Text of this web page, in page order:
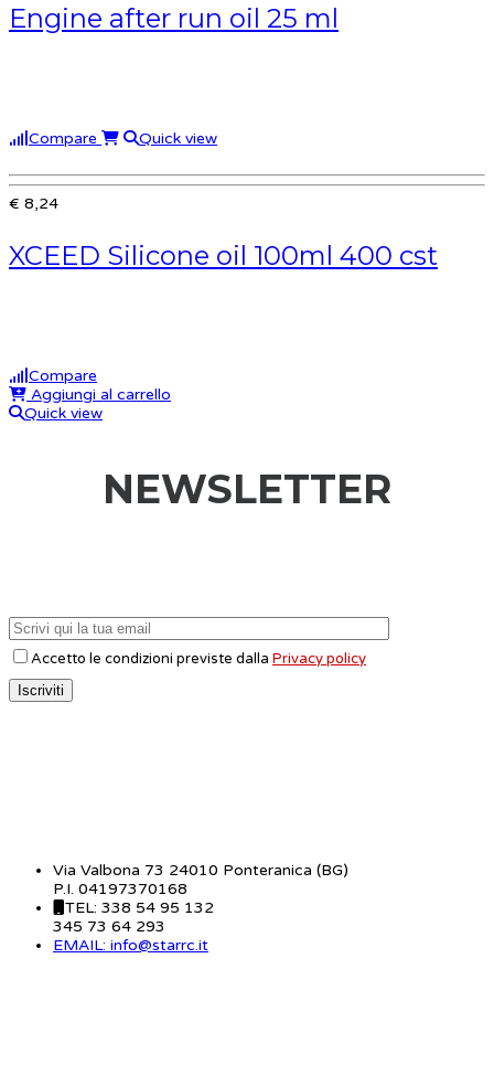
Engine after run oil 25 ml
Compare Quick view
€ 8,24
XCEED Silicone oil 100ml 400 cst
Compare
Aggiungi al carrello
Quick view
NEWSLETTER
Accetto le condizioni previste dalla Privacy policy
Via Valbona 73 24010 Ponteranica (BG)
P.I. 04197370168
TEL: 338 54 95 132
345 73 64 293
EMAIL: info@starrc.it